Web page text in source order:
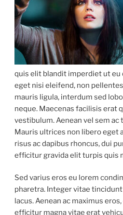
quis elit blandit imperdiet ut eu
eget nisi eleifend, non
mauris ligula, interdum sed
neque. Maecenas facilisis erat
vestibulum. Aenean vel sem
Mauris ultrices non libero eget
risus ac dapibus rhoncus, dui
efficitur gravida elit turpis quis
Sed varius eros eu lorem
pharetra. Integer vitae
lacus. Aenean ac maximus
efficitur magna vitae erat